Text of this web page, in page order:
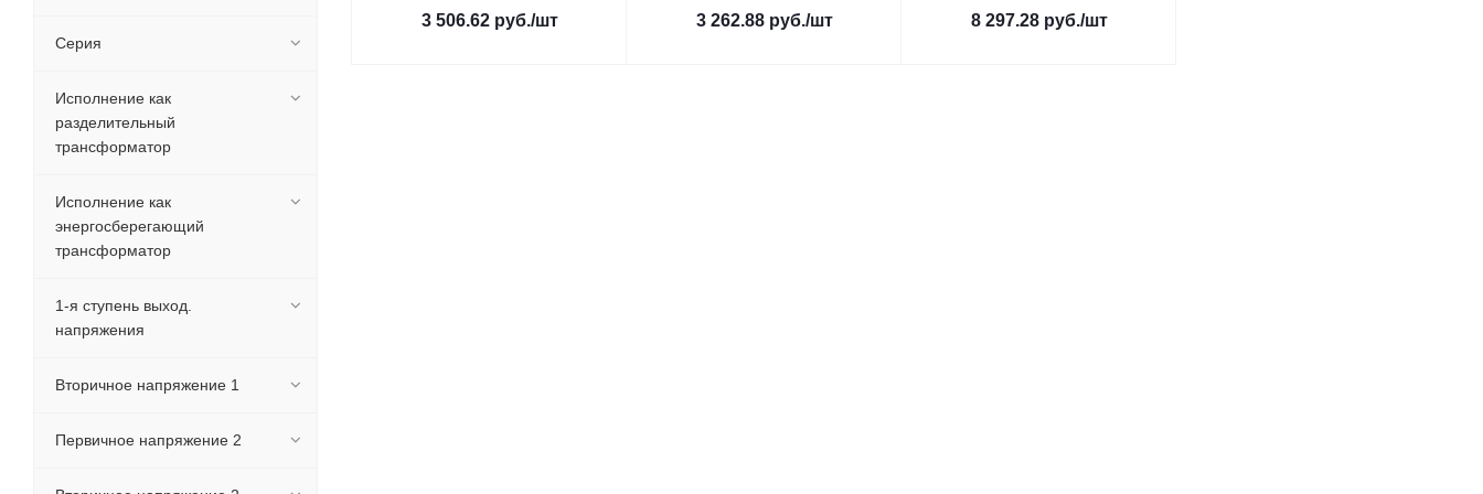
3 506.62руб./шт 3 262.88руб./шт 8 297.28руб./шт
Серия
Исполнение как
разделительный
трансформатор
Исполнение как
энергосберегающий
трансформатор
1-я ступень выход.
напряжения
Вторичное напряжение 1
Первичное напряжение 2